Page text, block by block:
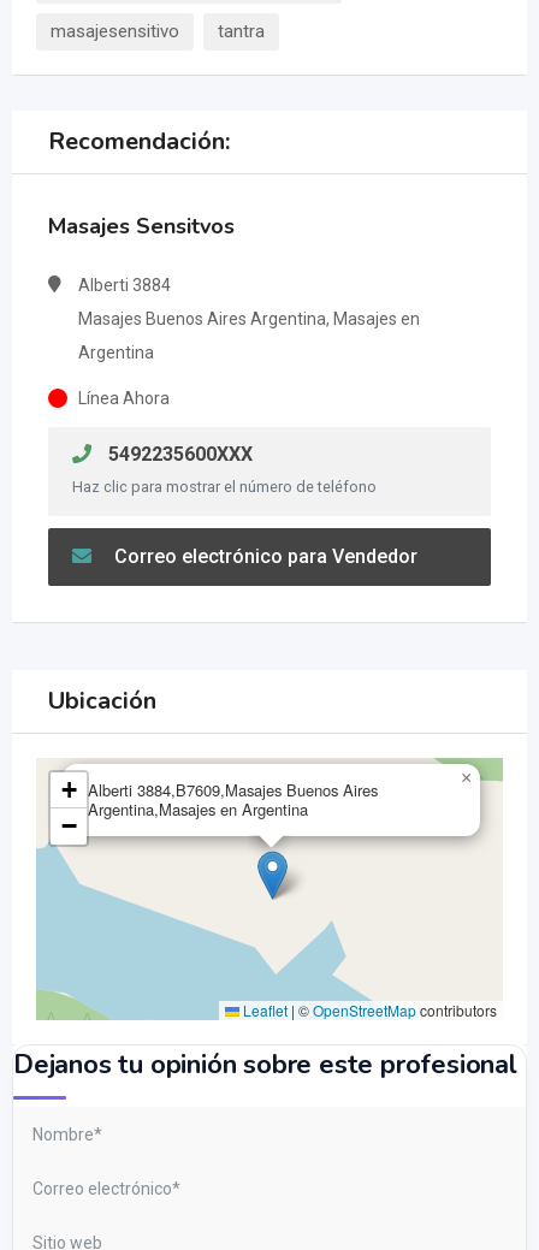
masajesensitivo tantra
Recomendación:
Masajes Sensitvos
Alberti 3884
Masajes Buenos Aires Argentina, Masajes en
Argentina
Línea Ahora
5492235600XXX
Haz clic para mostrar el número de teléfono
Correo electrónico para Vendedor
Ubicación
Alberti 3884,B7609,Masajes Buenos Aires
Argentina,Masajes en Argentina
×
+
−
Leaflet | ©OpenStreetMapcontributors
Dejanos tu opinión sobre este profesional